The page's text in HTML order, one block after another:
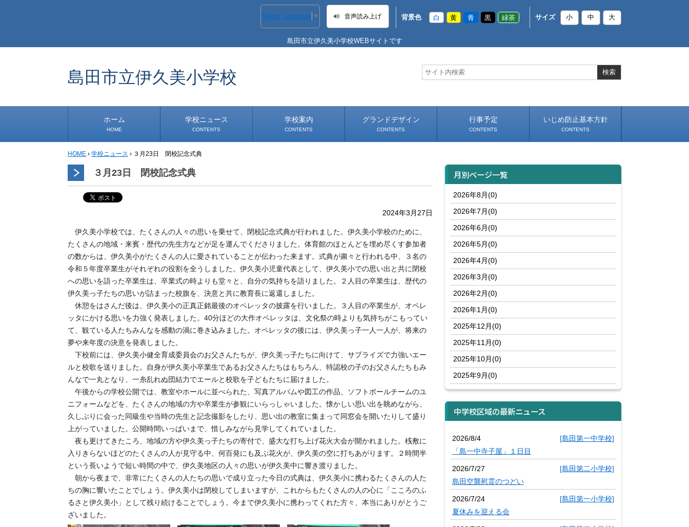
Select Language ▼ 音声読み上げ 背景色 白 黄 青 黒 緑茶 サイズ 小 中 大
島田市立伊久美小学校WEBサイトです
島田市立伊久美小学校
ホーム
HOME
学校ニュース
CONTENTS
学校から
安心・安全
1年生
2年生
3年生
4年生
5年生
6年生
事務・保健室から
児童会・部活から
研修
小中連携事業
その他
学校案内
CONTENTS
グランドデザイン
CONTENTS
行事予定
CONTENTS
いじめ防止基本方針
CONTENTS
HOME › 学校ニュース › ３月23日 閉校記念式典
３月23日 閉校記念式典
2024年3月27日
伊久美小学校では、たくさんの人々の思いを乗せて、閉校記念式典が行われました。伊久美小学校のために、
たくさんの地域・来賓・歴代の先生方などが足を運んでくださりました。体育館のほとんどを埋め尽くす参加者
の数からは、伊久美小がたくさんの人に愛されていることが伝わった来ます。式典が粛々と行われる中、３名の
令和５年度卒業生がそれぞれの役割を全うしました。伊久美小児童代表として、伊久美小での思い出と共に閉校
への思いを語った卒業生は、卒業式の時よりも堂々と、自分の気持ちを語りました。２人目の卒業生は、歴代の
伊久美っ子たちの思いが詰まった校旗を、決意と共に教育長に返還しました。
休憩をはさんだ後は、伊久美小の正真正銘最後のオペレッタの披露を行いました。３人目の卒業生が、オペレ
ッタにかける思いを力強く発表しました。40分ほどの大作オペレッタは、文化祭の時よりも気持ちがこもってい
て、観ている人たちみんなを感動の渦に巻き込みました。オペレッタの後には、伊久美っ子一人一人が、将来の
夢や来年度の決意を発表しました。
下校前には、伊久美小健全育成委員会のお父さんたちが、伊久美っ子たちに向けて、サプライズで力強いエー
ルと校歌を送りました。自身が伊久美小卒業生であるお父さんたちはもちろん、特認校の子のお父さんたちもみ
んなで一丸となり、一糸乱れぬ団結力でエールと校歌を子どもたちに届けました。
午後からの学校公開では、教室やホールに並べられた、写真アルバムや図工の作品、ソフトボールチームのユ
ニフォームなどを、たくさんの地域の方や卒業生が参観にいらっしゃいました。懐かしい思い出を眺めながら、
久しぶりに会った同級生や当時の先生と記念撮影をしたり、思い出の教室に集まって同窓会を開いたりして盛り
上がっていました。公開時間いっぱいまで、惜しみながら見学してくれていました。
夜も更けてきたころ、地域の方や伊久美っ子たちの寄付で、盛大な打ち上げ花火大会が開かれました。桟敷に
入りきらないほどのたくさんの人が見守る中、何百発にも及ぶ花火が、伊久美の空に打ちあがります。２時間半
という長いようで短い時間の中で、伊久美地区の人々の思いが伊久美中に響き渡りました。
朝から夜まで、非常にたくさんの人たちの思いで成り立った今日の式典は、伊久美小に携わるたくさんの人た
ちの胸に響いたことでしょう。伊久美小は閉校してしまいますが、これからもたくさんの人の心に「こころのふ
るさと伊久美小」として残り続けることでしょう。今まで伊久美小に携わってくれた方々、本当にありがとうご
ざいました。
月別ページ一覧
2026年8月(0)
2026年7月(0)
2026年6月(0)
2026年5月(0)
2026年4月(0)
2026年3月(0)
2026年2月(0)
2026年1月(0)
2025年12月(0)
2025年11月(0)
2025年10月(0)
2025年9月(0)
中学校区域の最新ニュース
2026/8/4
[島田第一中学校]
「島一中寺子屋」１日目
2026/7/27
[島田第二小学校]
島田空襲慰霊のつどい
2026/7/24
[島田第一小学校]
夏休みを迎える会